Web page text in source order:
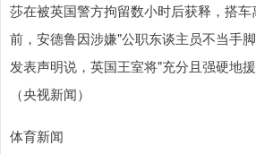
莎在被英国警方拘留数小时后获释，搭
前，安德鲁因涉嫌"公职东谈主员不当手
发表声明说，英国王室将"充分且强硬地援
（央视新闻）
体育新闻